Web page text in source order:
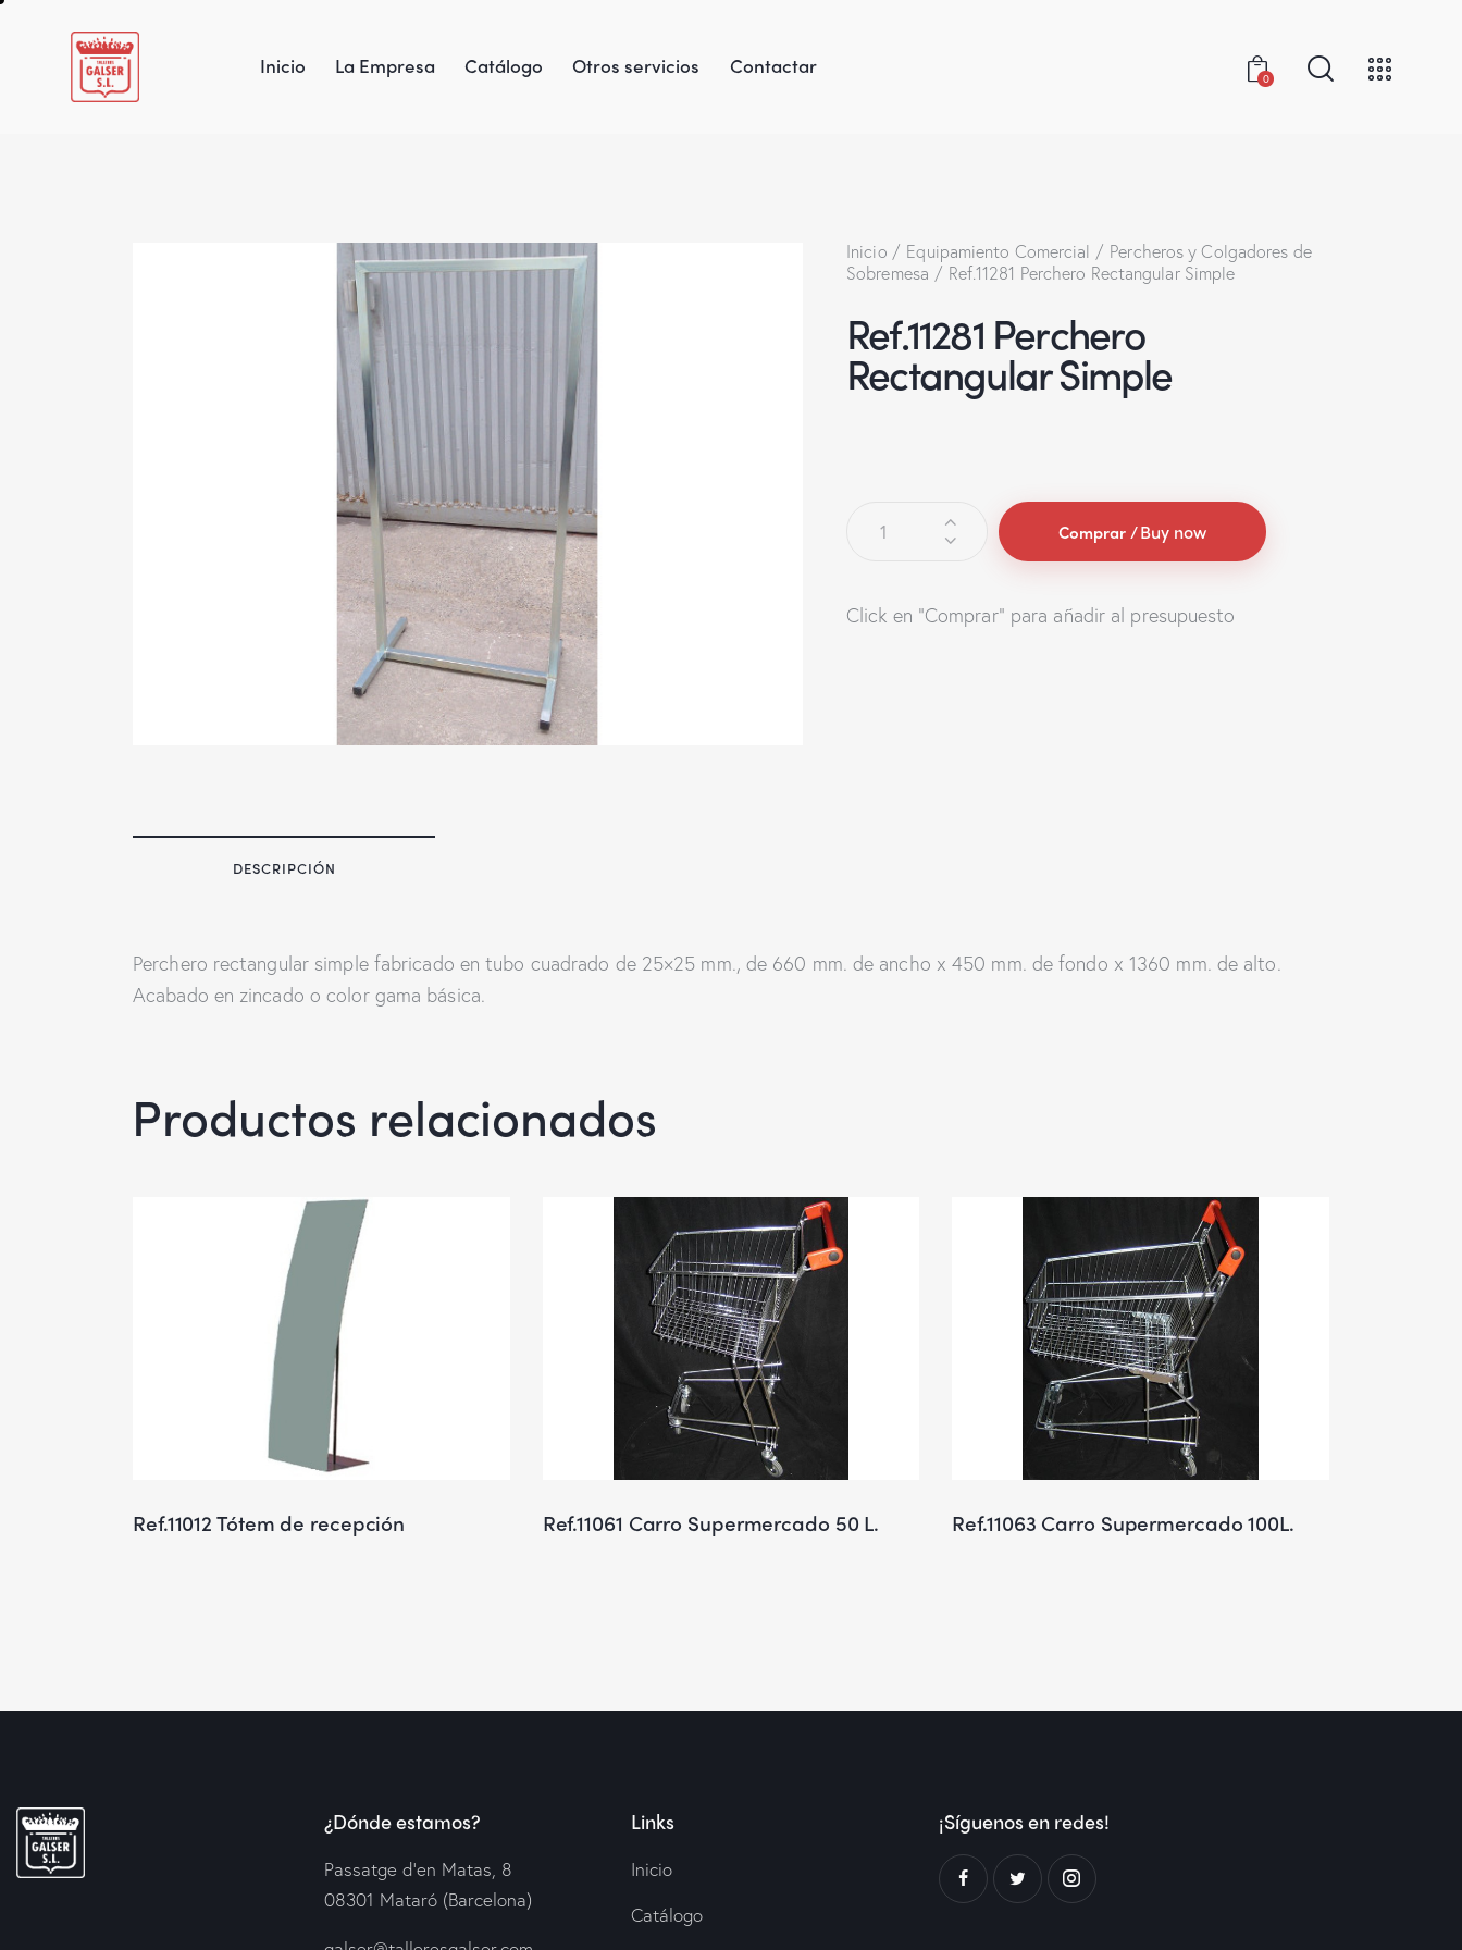
Inicio La Empresa Catálogo Otros servicios Contactar
0
Inicio Equipamiento Comercial
Percheros y Colgadores de
Sobremesa
Ref.11281 Perchero Rectangular Simple
Ref.11281 Perchero
Rectangular Simple
Buy now
Click en "Comprar" para añadir al presupuesto
DESCRIPCIÓN
Perchero rectangular simple fabricado en tubo cuadrado de 25×25 mm., de 660 mm. de ancho x 450 mm. de fondo x 1360 mm. de alto.
Acabado en zincado o color gama básica.
Productos relacionados
Ref.11012 Tótem de recepción Ref.11061 Carro Supermercado 50 L. Ref.11063 Carro Supermercado 100L.
¿Dónde estamos?
Passatge d’en Matas, 8
08301 Mataró (Barcelona)
Links
Inicio
Catálogo
¡Síguenos en redes!